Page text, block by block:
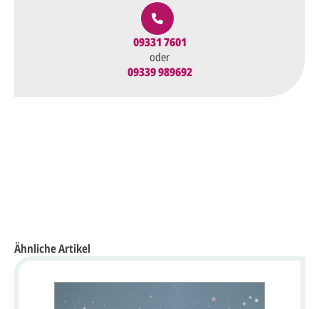
09331 7601
oder
09339 989692
Ähnliche Artikel